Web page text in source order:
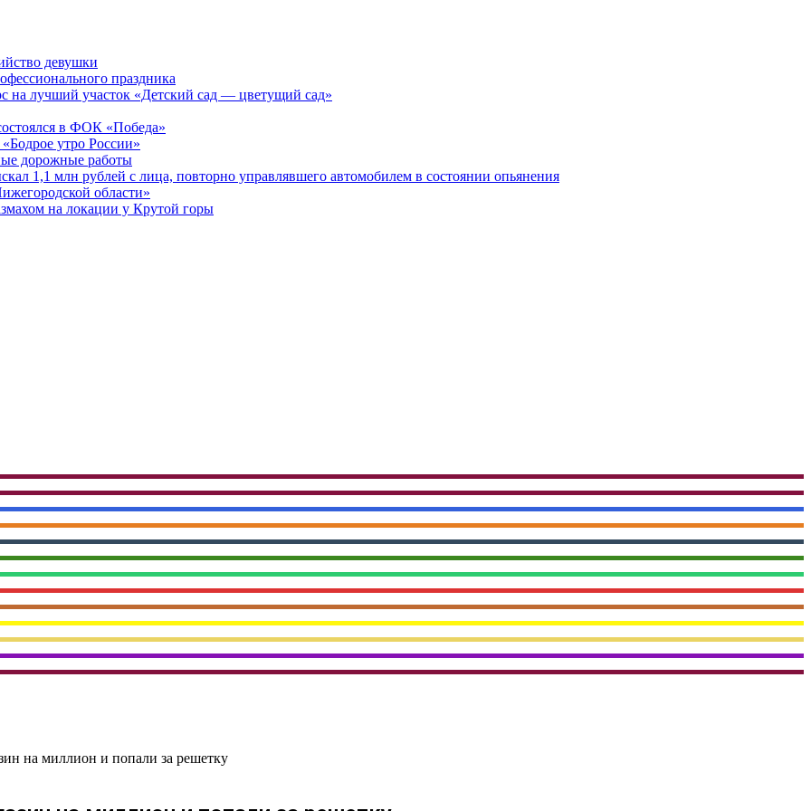
девушки
праздника
на лучший участок «Детский сад — цветущий сад»
в ФОК «Победа»
утро России»
дорожные работы
1,1 млн рублей с лица, повторно управлявшего автомобилем в состоянии опьянения
области»
на локации у Крутой горы
на миллион и попали за решетку